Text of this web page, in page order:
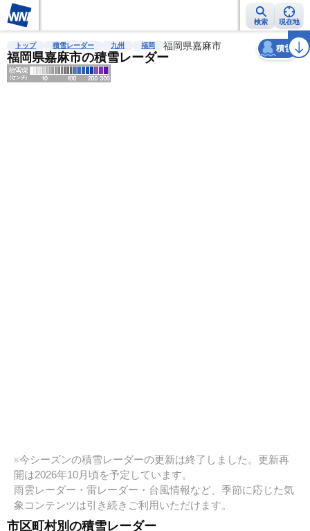
検索 現在地
雨雲レーダー 台風情報 地震情報 警報・注意報 2週間天気 ラ
トップ 積雪レーダー 九州 福岡 福岡県嘉麻市
福岡県嘉麻市の積雪レーダー
積雪
天気 台風
※今シーズンの積雪レーダーの更新は終了しました。更新再
開は2026年10月頃を予定しています。
雨雲レーダー・雷レーダー・台風情報など、季節に応じた気
象コンテンツは引き続きご利用いただけます。
市区町村別の積雪レーダー